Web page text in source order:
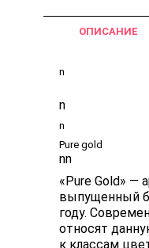
ОПИСАНИЕ
n
n
n
Pure gold
nn
«Pure Gold» —
выпущенный
году.
относят
к классам